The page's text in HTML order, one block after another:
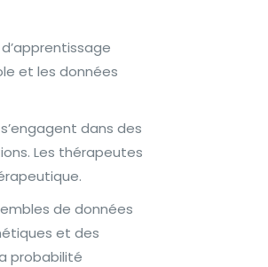
et les données
dans des
Les thérapeutes
de données
et des
probabilité